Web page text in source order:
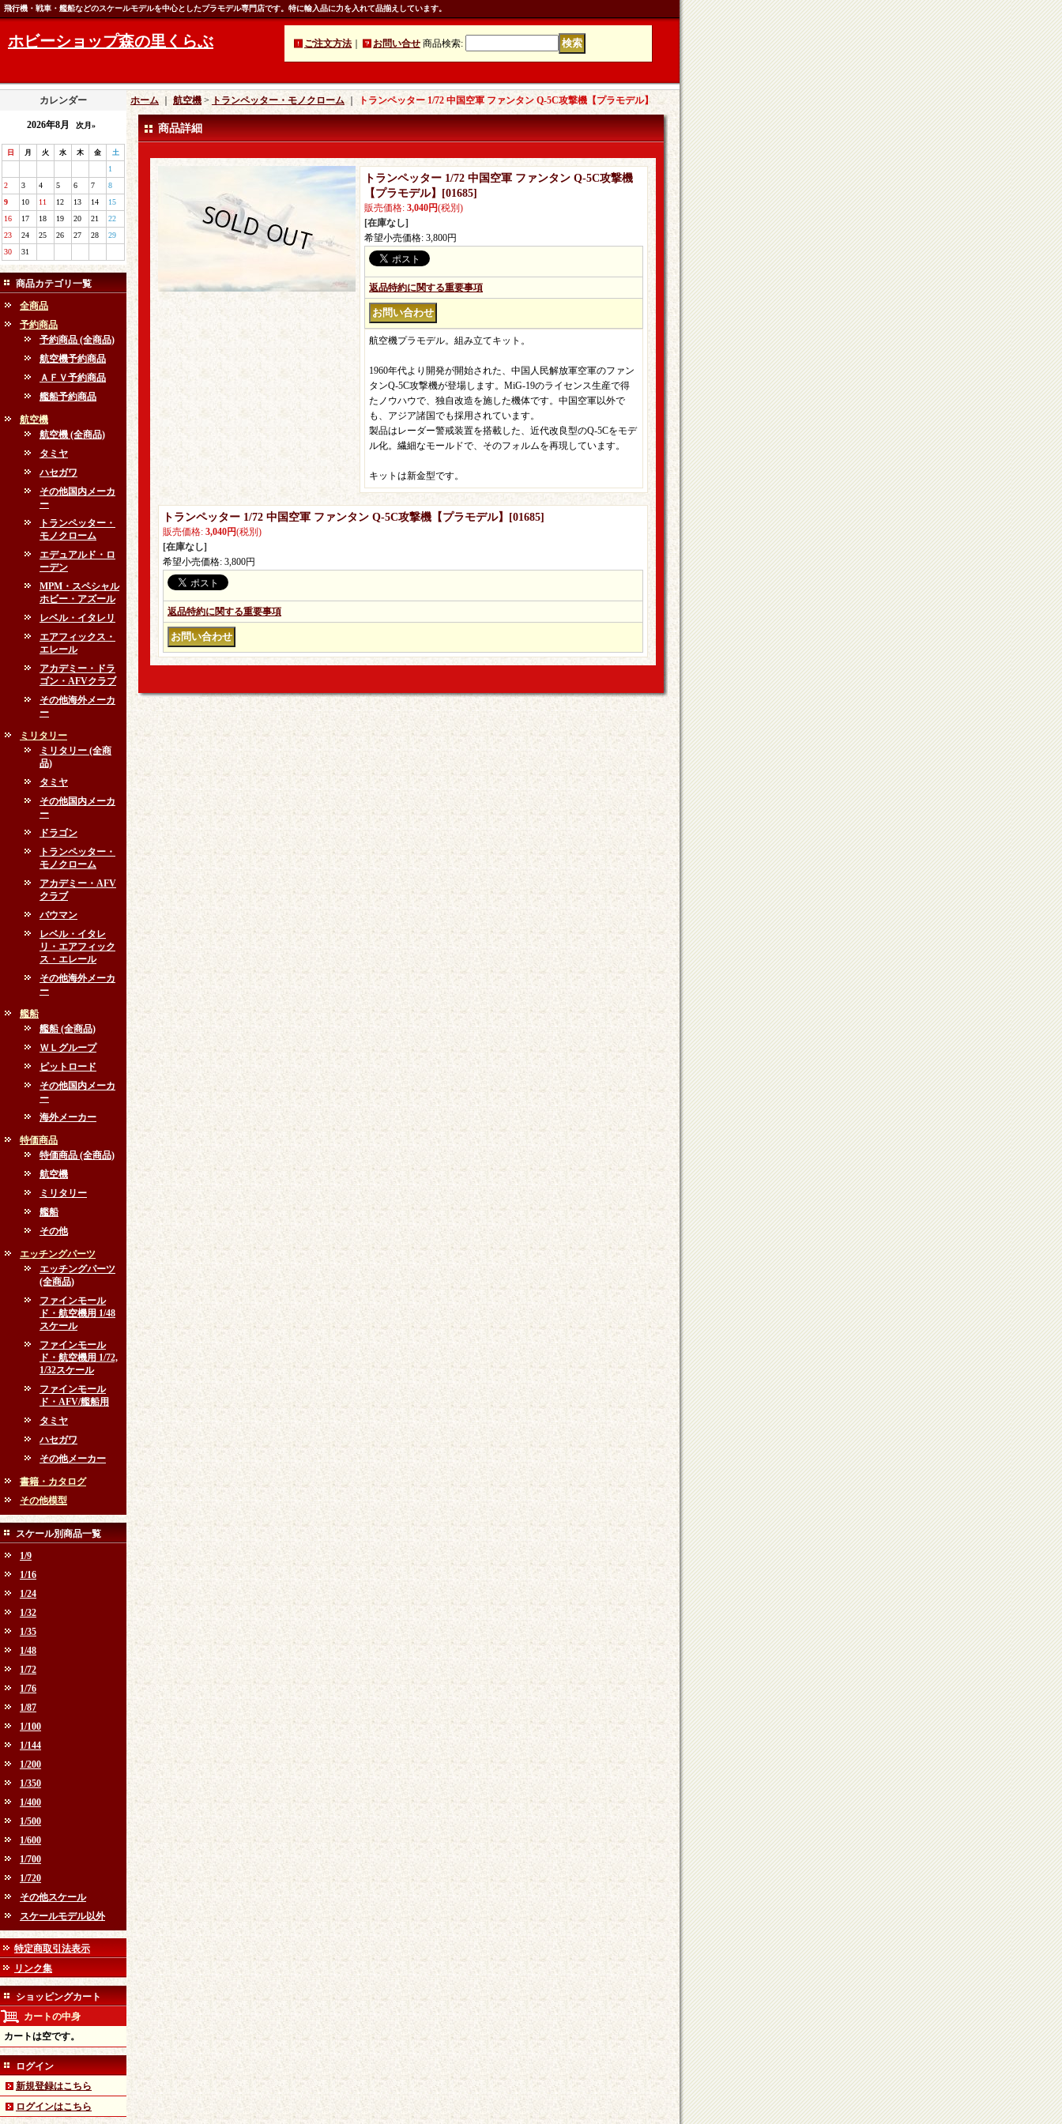
飛行機・戦車・艦船などのスケールモデルを中心としたプラモデル専門店です。特に輸入品に力を入れて品揃えしています。
ホビーショップ森の里くらぶ ご注文方法 お問い合せ 商品検索:
カレンダー
2026年8月 次月»
日 月 火 水 木 金 土
1
2
3 4 5 6 7
8
9
10 11 12 13 14
15
16
17 18 19 20 21
22
23
24 25 26 27 28
29
30
31
商品カテゴリ一覧
全商品
予約商品
予約商品 (全商品)
航空機予約商品
ＡＦＶ予約商品
艦船予約商品
航空機
航空機 (全商品)
タミヤ
ハセガワ
その他国内メーカ
ー
トランペッター・
モノクローム
エデュアルド・ロ
ーデン
MPM・スペシャル
ホビー・アズール
レベル・イタレリ
エアフィックス・
エレール
アカデミー・ドラ
ゴン・AFVクラブ
その他海外メーカ
ー
ミリタリー
ミリタリー (全商
品)
タミヤ
その他国内メーカ
ー
ドラゴン
トランペッター・
モノクローム
アカデミー・AFV
クラブ
バウマン
レベル・イタレ
リ・エアフィック
ス・エレール
その他海外メーカ
ー
艦船
艦船 (全商品)
ＷＬグループ
ピットロード
その他国内メーカ
ー
海外メーカー
特価商品
特価商品 (全商品)
航空機
ミリタリー
艦船
その他
エッチングパーツ
エッチングパーツ
(全商品)
ファインモール
ド・航空機用 1/48
スケール
ファインモール
ド・航空機用 1/72,
1/32スケール
ファインモール
ド・AFV/艦船用
タミヤ
ハセガワ
その他メーカー
書籍・カタログ
その他模型
スケール別商品一覧
1/9
1/16
1/24
1/32
1/35
1/48
1/72
1/76
1/87
1/100
1/144
1/200
1/350
1/400
1/500
1/600
1/700
1/720
その他スケール
スケールモデル以外
特定商取引法表示
リンク集
ショッピングカート
カートの中身
カートは空です。
ログイン
新規登録はこちら
ログインはこちら
ホーム 航空機 > トランペッター・モノクローム｜ トランペッター 1/72 中国空軍 ファンタン Q-5C攻撃機【プラモデル】
商品詳細
トランペッター 1/72 中国空軍 ファンタン Q-5C攻撃機
【プラモデル】
[01685]
販売価格: 3,040円(税別)
[在庫なし]
希望小売価格: 3,800円
返品特約に関する重要事項
航空機プラモデル。組み立てキット。
1960年代より開発が開始された、中国人民解放軍空軍のファン
タンQ-5C攻撃機が登場します。MiG-19のライセンス生産で得
たノウハウで、独自改造を施した機体です。中国空軍以外で
も、アジア諸国でも採用されています。
製品はレーダー警戒装置を搭載した、近代改良型のQ-5Cをモデ
ル化。繊細なモールドで、そのフォルムを再現しています。
キットは新金型です。
トランペッター 1/72 中国空軍 ファンタン Q-5C攻撃機【プラモデル】 [01685]
販売価格: 3,040円(税別)
[在庫なし]
希望小売価格: 3,800円
返品特約に関する重要事項